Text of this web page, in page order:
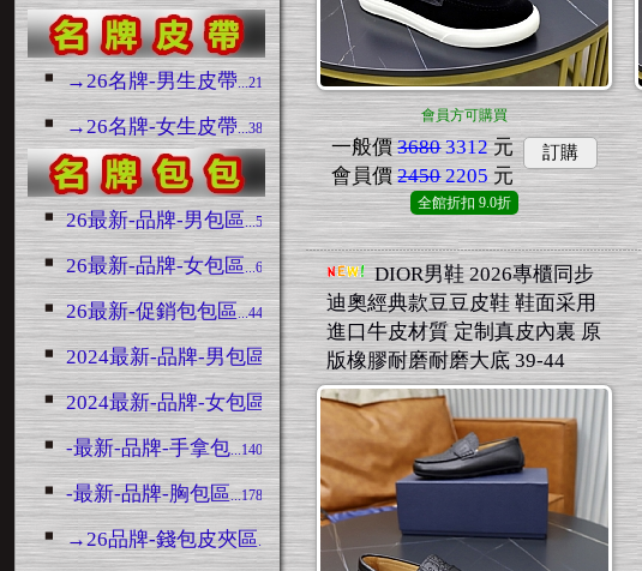
→26名牌-男生皮帶...2188
→26名牌-女生皮帶 ...380
26最新-品牌-男包區...5190
26最新-品牌-女包區...6685
26最新-促銷包包區...4426
2024最新-品牌-男包區 ...3128
2024最新-品牌-女包區...6748
-最新-品牌-手拿包 ...1403
-最新-品牌-胸包區...1788
→26品牌-錢包皮夾區 ...1519
會員方可購買
一般價 36803312元
會員價 24502205 元
訂購
全館折扣 9.0折
DIOR男鞋 2026專櫃同步
迪奧經典款豆豆皮鞋 鞋面采用
進口牛皮材質 定制真皮內裏 原
版橡膠耐磨耐磨大底 39-44